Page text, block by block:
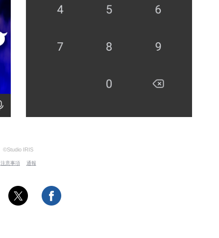
©Studio IRIS
注意事項 通報